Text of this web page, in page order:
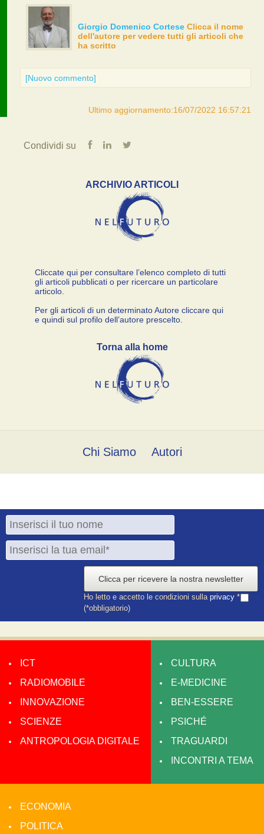
Giorgio Domenico Cortese Clicca il nome
dell'autore per vedere tutti gli articoli che
ha scritto
[Nuovo commento]
Ultimo aggiornamento:16/07/2022 16:57:21
Condividi su
ARCHIVIO ARTICOLI
Cliccate qui per consultare l’elenco completo di tutti
gli articoli pubblicati o per ricercare un particolare
articolo.
Per gli articoli di un determinato Autore cliccare qui
e quindi sul profilo dell’autore prescelto.
Torna alla home
Chi Siamo Autori
Clicca per ricevere la nostra newsletter
Ho letto e accetto le condizioni sulla privacy *
(*obbligatorio)
ICT
RADIOMOBILE
INNOVAZIONE
SCIENZE
ANTROPOLOGIA DIGITALE
CULTURA
E-MEDICINE
BEN-ESSERE
PSICHÉ
TRAGUARDI
INCONTRI A TEMA
ECONOMIA
POLITICA